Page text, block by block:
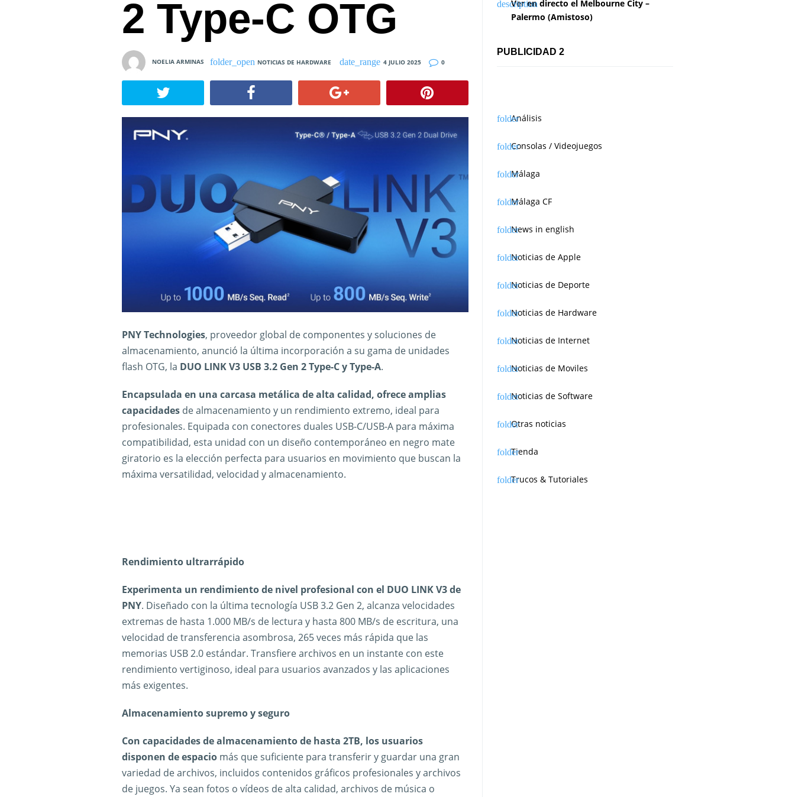
2 Type-C OTG
NOELIA ARMINAS NOTICIAS DE HARDWARE 4 JULIO 2025 0
PNY Technologies, proveedor global de componentes y soluciones de
almacenamiento, anunció la última incorporación a su gama de unidades
flash OTG, la DUO LINK V3 USB 3.2 Gen 2 Type-C y Type-A.
Encapsulada en una carcasa metálica de alta calidad, ofrece amplias
capacidades de almacenamiento y un rendimiento extremo, ideal para
profesionales. Equipada con conectores duales USB-C/USB-A para máxima
compatibilidad, esta unidad con un diseño contemporáneo en negro mate
giratorio es la elección perfecta para usuarios en movimiento que buscan la
máxima versatilidad, velocidad y almacenamiento.
Rendimiento ultrarrápido
Experimenta un rendimiento de nivel profesional con el DUO LINK V3 de
PNY. Diseñado con la última tecnología USB 3.2 Gen 2, alcanza velocidades
extremas de hasta 1.000 MB/s de lectura y hasta 800 MB/s de escritura, una
velocidad de transferencia asombrosa, 265 veces más rápida que las
memorias USB 2.0 estándar. Transfiere archivos en un instante con este
rendimiento vertiginoso, ideal para usuarios avanzados y las aplicaciones
más exigentes.
Almacenamiento supremo y seguro
Con capacidades de almacenamiento de hasta 2TB, los usuarios
disponen de espacio más que suficiente para transferir y guardar una gran
variedad de archivos, incluidos contenidos gráficos profesionales y archivos
de juegos. Ya sean fotos o vídeos de alta calidad, archivos de música o
Ver en directo el Melbourne City –
Palermo (Amistoso)
PUBLICIDAD 2
Análisis
Consolas / Videojuegos
Málaga
Málaga CF
News in english
Noticias de Apple
Noticias de Deporte
Noticias de Hardware
Noticias de Internet
Noticias de Moviles
Noticias de Software
Otras noticias
Tienda
Trucos & Tutoriales